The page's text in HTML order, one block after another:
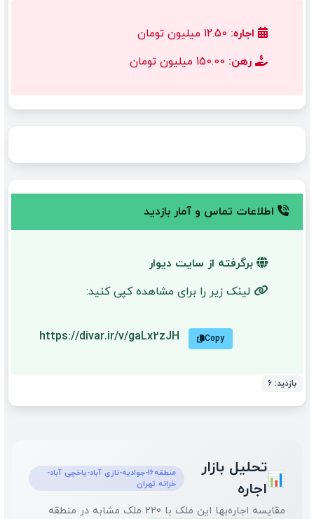
اجاره:
رهن:
اطلاعات تماس و آمار بازدید
برگرفته از سایت دیوار
لینک زیر را برای مشاهده کپی کنید:
https://divar.ir/v/gaLx2zJH Copy
بازدید: 6
📊
تحلیل بازار
اجاره
منطقه16-جوادیه-نازی آباد-یاخچی آباد-
خزانه تهران
مقایسه اجاره‌بها این ملک با 220 ملک مشابه در منطقه